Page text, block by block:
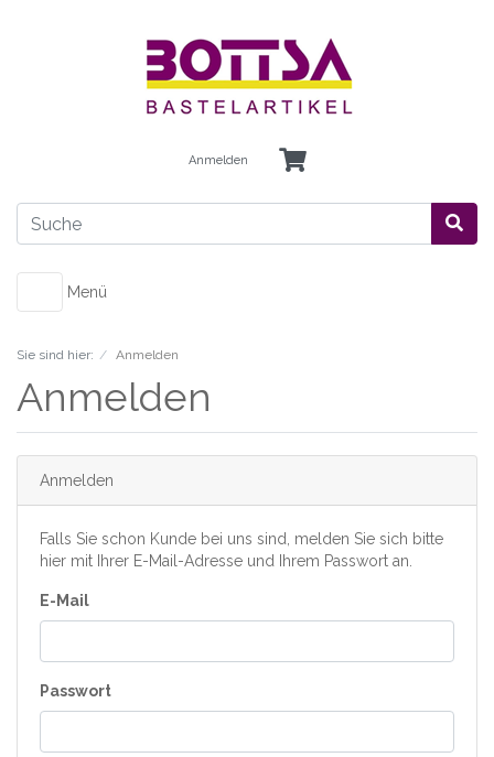
Anmelden
Menü
Sie sind hier: Anmelden
Anmelden
Anmelden
Falls Sie schon Kunde bei uns sind, melden Sie sich bitte
hier mit Ihrer E-Mail-Adresse und Ihrem Passwort an.
E-Mail
Passwort